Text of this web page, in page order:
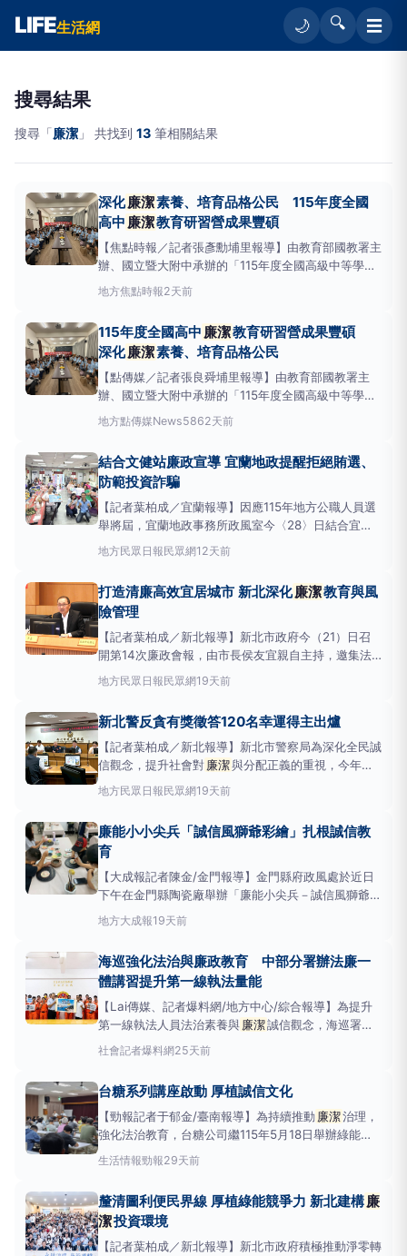
LIFE生活網 🌙 🔍 ☰
搜尋結果
搜尋「廉潔 」 共找到 13 筆相關結果
深化廉潔素養、培育品格公民 115年度全國
高中 廉潔教育研習營成果豐碩
【焦點時報／記者張彥勳埔里報導】由教育部國教署主
辦、國立暨大附中承辦的「115年度全國高級中等學校
廉潔教育研習營」，於8月5日至7日在日月潭青年活
動中心順利舉行，來自全國各地的高中學生齊聚日月
交流中認識廉潔價值，深化誠信素養，為品格教育注
入嶄新的學習
地方焦點時報2天前
115年度全國高中 廉潔教育研習營成果豐碩
深化廉潔素養、培育品格公民
【點傳媒／記者張良舜埔里報導】由教育部國教署主
辦、國立暨大附中承辦的「115年度全國高級中等學校
廉潔
教育研習營」，於8月5日至7日在日月潭青年活
動中心順利舉行，來自全國各地的高中學生齊聚日月
交流中認識廉潔價值，深化誠信素養，為品格教育注
地方點傳媒News5862天前
結合文健站廉政宣導 宜蘭地政提醒拒絕賄選、
防範投資詐騙
【記者葉柏成／宜蘭報導】因應115年地方公職人員選
舉將屆，宜蘭地政事務所政風室今〈28〉日結合宜蘭
縣政府文化局政風室，前往大同鄉南山村文化健康站辦
理廉政宣導，向原住民長者及照服員宣導反賄選、防詐
法治意識，共同維護乾淨選風。宜蘭地政表示，
地方民眾日報民眾網12天前
打造清廉高效宜居城市 新北深化廉潔教育與風
險管理
【記者葉柏成／新北報導】新北市政府今（21）日召
開第14次廉政會報，由市長侯友宜親自主持，邀集法
務部調查局新北市調查處處長陳宇源、謙信法律事務所
律師王藹芸等外聘委員與會，透過跨領域專業意見交
化市府廉能治理與行政透明機制。侯友宜表示，新
地方民眾日報民眾網19天前
新北警反貪有獎徵答120名幸運得主出爐
【記者葉柏成／新北報導】新北市警察局為深化全民誠
信觀念，提升社會對廉潔與分配正義的重視，今年舉
辦「共植三一廉政安定樹（RootedinTrintegrity）」
反貪倡廉有獎徵答活動，透過趣味問答結合廉政教育，
幸運得主，希望藉由活動讓廉
地方民眾日報民眾網19天前
廉能小小尖兵「誠信風獅爺彩繪」扎根誠信教
育
【大成報記者陳金/金門報導】金門縣府政風處於近日
下午在金門縣陶瓷廠舉辦「廉能小尖兵－誠信風獅爺彩
繪活動」，透過AI動畫欣賞與風獅爺彩繪創作，將誠
信、
廉潔
、公平及透明等核心價值融入生活教育，讓
根。 活動特別結合金門具代表性文化意象─風獅爺，藉
由彩繪創作，引
地方大成報19天前
海巡強化法治與廉政教育 中部分署辦法廉一
體講習提升第一線執法量能
【Lai傳媒、記者爆料網/地方中心/綜合報導】為提升
第一線執法人員法治素養與廉潔誠信觀念，海巡署中
部分署昨（14）日前往第四岸巡隊舉辦「115法廉一體
清淨海巡」法治巡迴宣導，透過法律專業課程、廉政教
騙、金錢利誘及境外勢力滲透，進一步強化海巡執法品
質與國
社會記者爆料網25天前
台糖系列講座啟動 厚植誠信文化
【勁報記者于郁金/臺南報導】為持續推動 廉潔治理，
強化法治教育，台糖公司繼115年5月18日舉辦綠能廉
政講習後，115年7、8月再辦理廉政法治教育系列講
座，期盼透過一連串法令解析、案例研討及經驗分享，
業務，提升企業治理效能。 台糖強調，廉潔誠信是永
續經營
生活情報勁報29天前
釐清圖利便民界線 厚植綠能競爭力 新北建構廉
潔投資環境
【記者葉柏成／新北報導】新北市政府積極推動淨零轉